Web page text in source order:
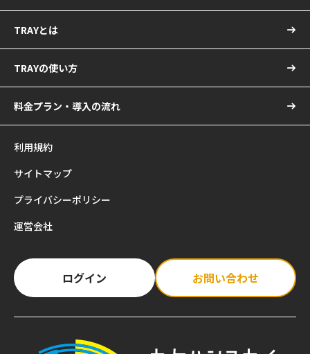
TRAYとは
TRAYの使い方
料金プラン・導入の流れ
利用規約
サイトマップ
プライバシーポリシー
運営会社
ログイン お問い合わせ